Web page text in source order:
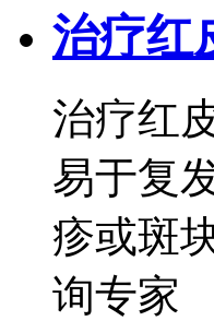
治疗红
治疗红
易于复
疹或斑
询专家